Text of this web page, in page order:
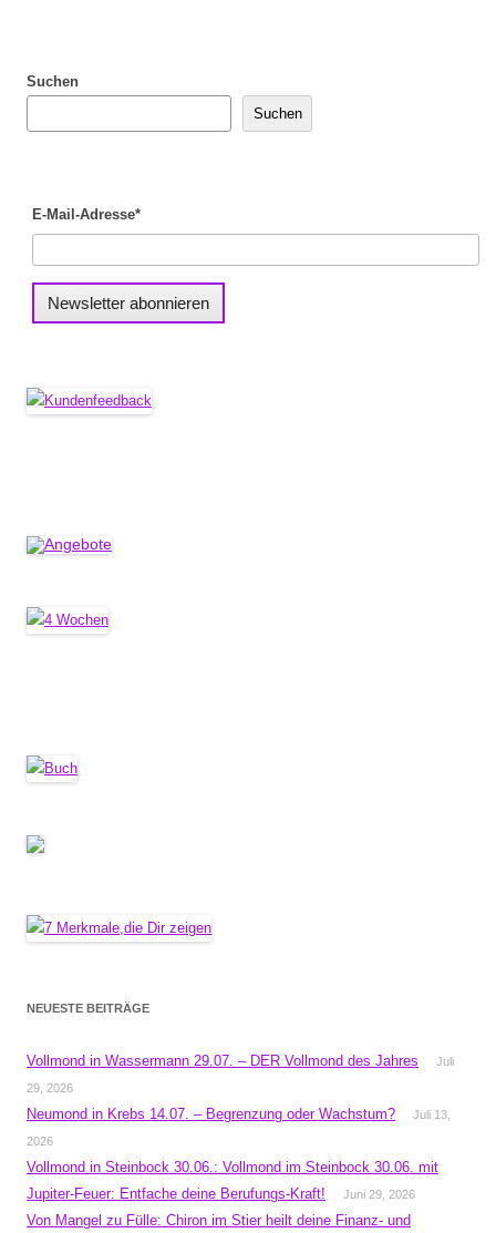
Suchen
Suchen
E-Mail-Adresse*
NEUESTE BEITRÄGE
Vollmond in Wassermann 29.07. – DER Vollmond des Jahres
Juli
29, 2026
Neumond in Krebs 14.07. – Begrenzung oder Wachstum?
Juli 13,
2026
Vollmond in Steinbock 30.06.: Vollmond im Steinbock 30.06. mit
Jupiter-Feuer: Entfache deine Berufungs-Kraft!
Juni 29, 2026
Von Mangel zu Fülle: Chiron im Stier heilt deine Finanz- und